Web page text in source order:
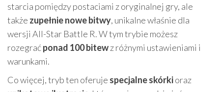
starcia pomiędzy postaciami z oryginalnej gry, ale
także zupełnie nowe bitwy, unikalne właśnie dla
wersji All-Star Battle R. W tym trybie możesz
rozegraćponad 100 bitewz różnymi ustawieniami i
warunkami.
Co więcej, tryb ten oferuje specjalne skórkioraz